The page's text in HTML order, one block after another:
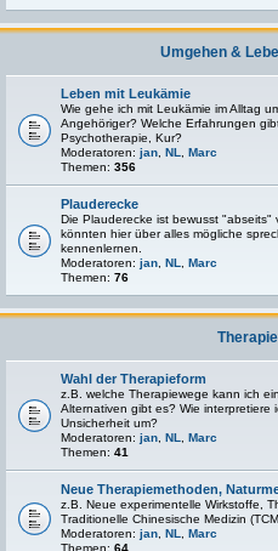
Umgehen &
Leben mit Leukämie
Wie gehe ich mit Leukämie im Alltag
Angehöriger? Welche Erfahrungen
Psychotherapie, Kur?
Moderatoren: jan NL
Marc
Themen: 356
Plauderecke
Die Plauderecke ist bewusst
könnten hier über alles mögliche
kennenlernen.
Moderatoren: jan NL
Marc
Themen: 76
Wahl der Therapieform
z.B. welche Therapiewege kann ich
Alternativen gibt es? Wie
Unsicherheit um?
Moderatoren: jan NL
Marc
Themen: 41
Neue Therapiemethoden,
z.B. Neue experimentelle Wirkstoffe,
Traditionelle Chinesische Medizin
Moderatoren: jan NL
Marc
Themen: 64